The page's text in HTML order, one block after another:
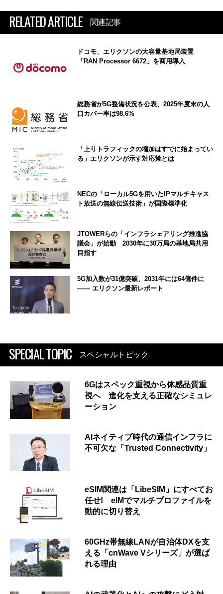
RELATED ARTICLE 関連記事
ドコモ、エリクソンの大容量基地局装置
「RAN Processor 6672」を商用導入
総務省が5G整備状況を公表、2025年度末の人
口カバー率は98.6%
「上りトラフィックの増加はすでに始まってい
る」エリクソンが示す対応策とは
NECの「ローカル5Gを用いたIPマルチキャス
ト放送の無線伝送技術」が国際標準化
JTOWERらの「インフラシェアリング推進協
議会」が始動 2030年に30万局の基地局共用
目指す
5G加入数が31億突破、2031年には64億件に
―― エリクソン最新レポート
SPECIAL TOPIC スペシャルトピック
6Gはスペック重視から体感品質重
視へ 進化を支える正確なシミュレ
ーション
AIネイティブ時代の通信インフラに
不可欠な「Trusted Connectivity」
eSIM関連は「LibeSIM」にすべてお
任せ! eIMでマルチプロファイルを
動的に切り替え
60GHz帯無線LANが自治体DXを支
える「cnWave Vシリーズ」が選ば
れる理由